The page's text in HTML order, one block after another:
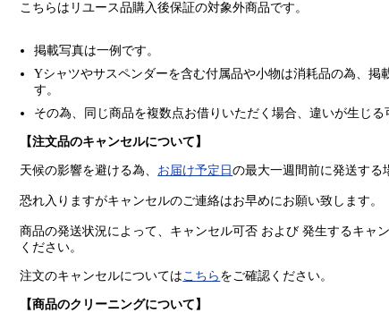
こちらはリユース品購入後保証の対象外商品です。
掲載写真は一例です。
Yシャツやサスペンダーを含む付属品や小物は消耗品の為、掲
す。
その為、同じ商品を複数点お借りいただく場合、違いが生じる
【注文品のキャンセルについて】
天候の影響を避ける為、 お届け予定日の最大一週間前に発送する
恐れ入りますがキャンセルのご連絡はお早めにお願い致します。
商品の発送状況によって、キャンセル可否 および 発生するキャ
ください。
注文のキャンセルについてはこちら をご確認ください。
【商品のクリーニングについて】